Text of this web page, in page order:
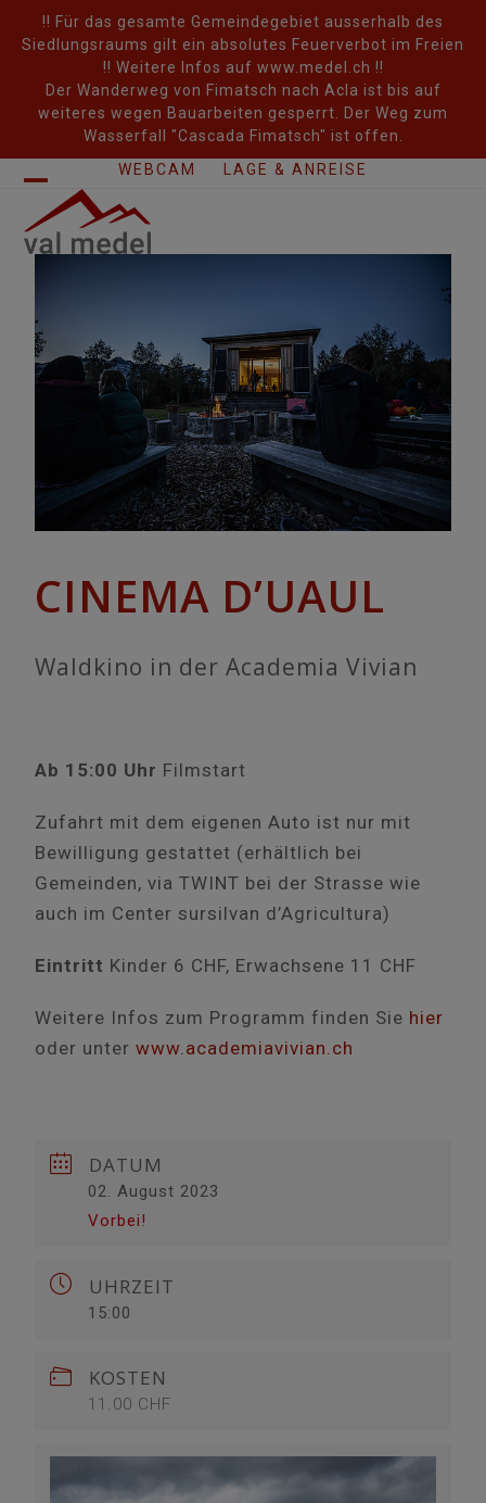
!! Für das gesamte Gemeindegebiet ausserhalb des
Siedlungsraums gilt ein absolutes Feuerverbot im Freien
!! Weitere Infos auf www.medel.ch !!
Der Wanderweg von Fimatsch nach Acla ist bis auf
weiteres wegen Bauarbeiten gesperrt. Der Weg zum
Wasserfall "Cascada Fimatsch" ist offen.
WEBCAM LAGE & ANREISE
Open
mobile
Close
mobile
CINEMA D’UAUL
Waldkino in der Academia Vivian
Ab 15:00 Uhr Filmstart
Zufahrt mit dem eigenen Auto ist nur mit
Bewilligung gestattet (erhältlich bei
Gemeinden, via TWINT bei der Strasse wie
auch im Center sursilvan d’Agricultura)
Eintritt Kinder 6 CHF, Erwachsene 11 CHF
Weitere Infos zum Programm finden Sie hier
oder unterwww.academiavivian.ch
DATUM
02. August 2023
Vorbei!
UHRZEIT
15:00
KOSTEN
11.00 CHF